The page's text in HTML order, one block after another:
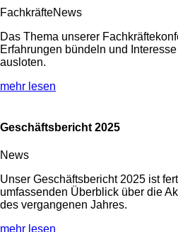
FachkräfteNews
Das Thema unserer
Erfahrungen bündeln und
ausloten.
mehr lesen
Geschäftsbericht 2025
News
Unser Geschäftsbericht 2025 ist
umfassenden Überblick über die
des vergangenen Jahres.
mehr lesen